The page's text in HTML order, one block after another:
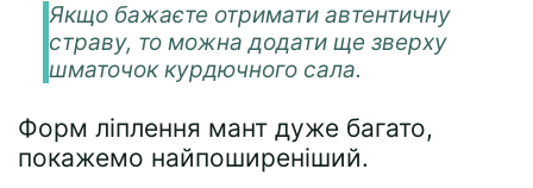
Якщо бажаєте отримати автентичну
страву, то можна додати ще зверху
шматочок курдючного сала.
Форм ліплення мант дуже багато,
покажемо найпоширеніший.